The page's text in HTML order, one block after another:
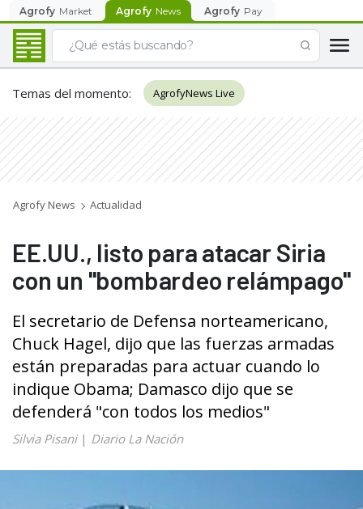
Agrofy Market Agrofy News Agrofy Pay
Temas del momento: AgrofyNews Live
Agrofy News Actualidad
EE.UU., listo para atacar Siria
con un "bombardeo relámpago"
El secretario de Defensa norteamericano,
Chuck Hagel, dijo que las fuerzas armadas
están preparadas para actuar cuando lo
indique Obama; Damasco dijo que se
defenderá "con todos los medios"
Silvia Pisani| Diario La Nación